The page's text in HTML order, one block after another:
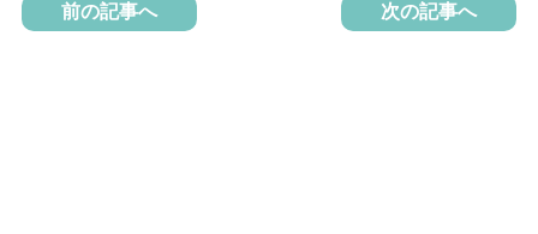
前の記事へ 次の記事へ